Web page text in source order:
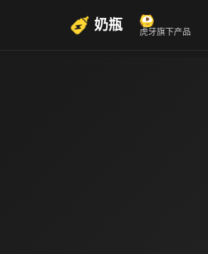
奶瓶 虎牙旗下产品